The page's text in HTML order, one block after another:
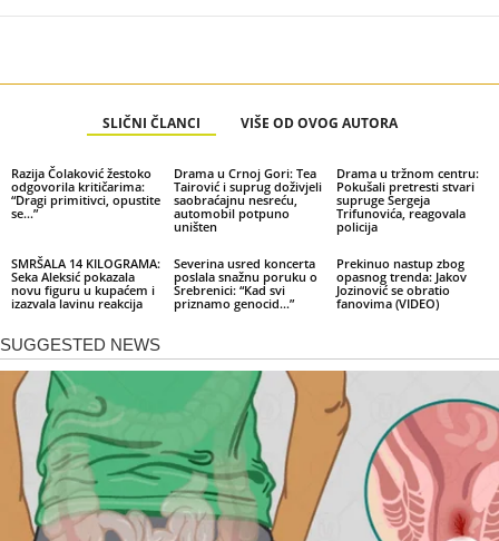
SLIČNI ČLANCI VIŠE OD OVOG AUTORA
Razija Čolaković žestoko
odgovorila kritičarima:
“Dragi primitivci, opustite
se…”
Drama u Crnoj Gori: Tea
Tairović i suprug doživjeli
saobraćajnu nesreću,
automobil potpuno
uništen
Drama u tržnom centru:
Pokušali pretresti stvari
supruge Sergeja
Trifunovića, reagovala
policija
SMRŠALA 14 KILOGRAMA:
Seka Aleksić pokazala
novu figuru u kupaćem i
izazvala lavinu reakcija
Severina usred koncerta
poslala snažnu poruku o
Srebrenici: “Kad svi
priznamo genocid…”
Prekinuo nastup zbog
opasnog trenda: Jakov
Jozinović se obratio
fanovima (VIDEO)